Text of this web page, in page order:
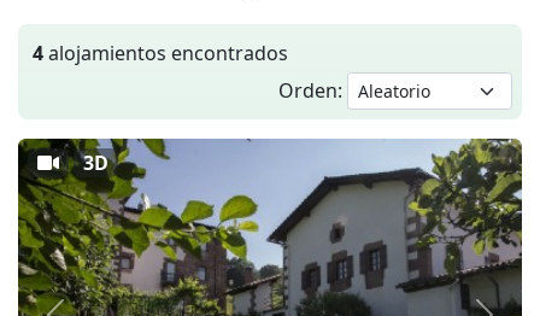
4alojamientos encontrados
Orden:
3D